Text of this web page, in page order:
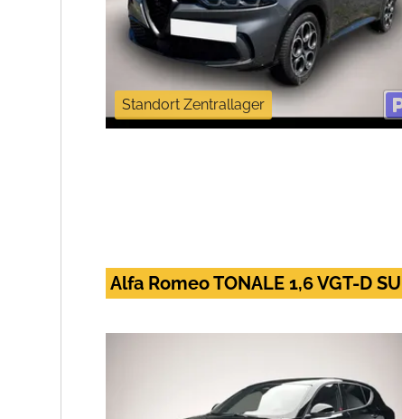
Standort Zentrallager
Alfa Romeo TONALE 1,6 VGT-D